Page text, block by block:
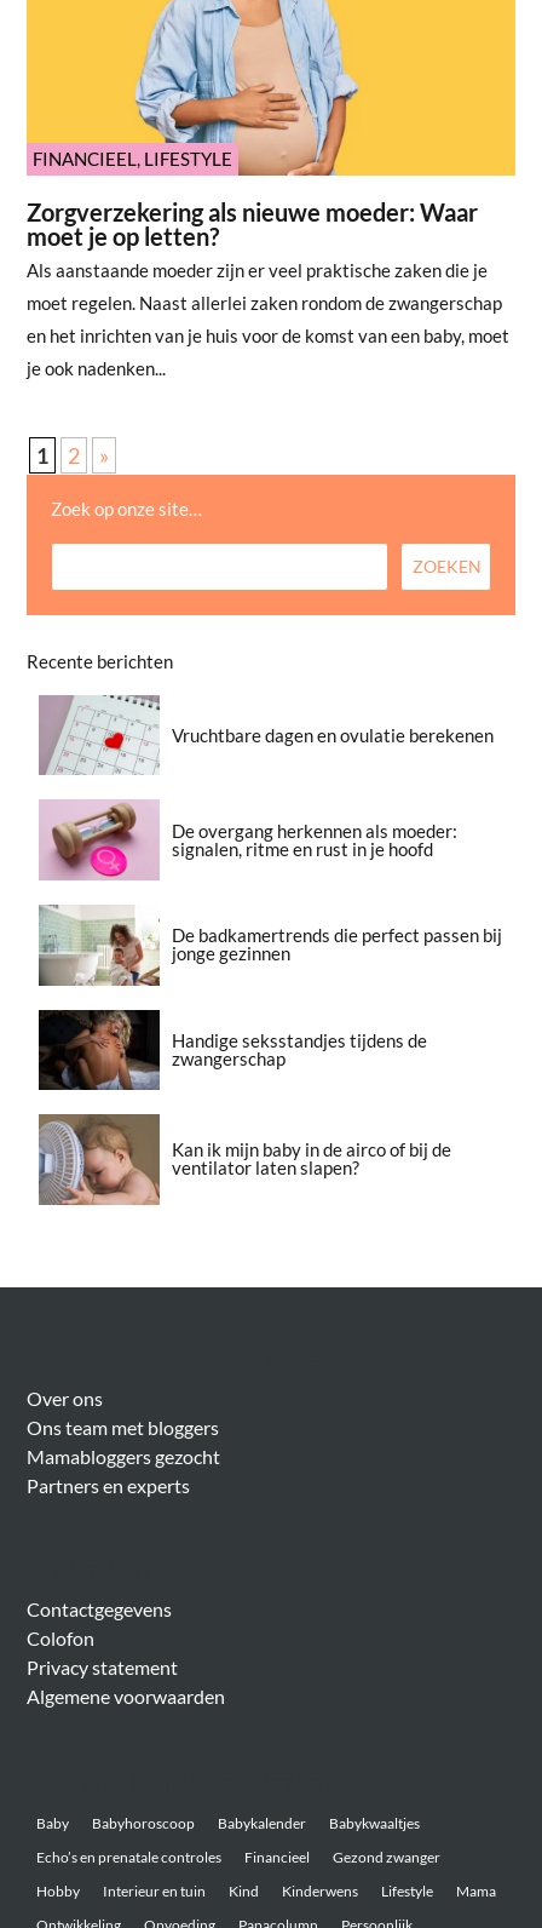
FINANCIEEL, LIFESTYLE
Zorgverzekering als nieuwe moeder: Waar
moet je op letten?
Als aanstaande moeder zijn er veel praktische zaken die je
moet regelen. Naast allerlei zaken rondom de zwangerschap
en het inrichten van je huis voor de komst van een baby, moet
je ook nadenken...
1 2 »
Zoek op onze site…
Recente berichten
Vruchtbare dagen en ovulatie berekenen
De overgang herkennen als moeder:
signalen, ritme en rust in je hoofd
De badkamertrends die perfect passen bij
jonge gezinnen
Handige seksstandjes tijdens de
zwangerschap
Kan ik mijn baby in de airco of bij de
ventilator laten slapen?
Over ons
Ons team met bloggers
Mamabloggers gezocht
Partners en experts
Contactgegevens
Colofon
Privacy statement
Algemene voorwaarden
Baby Babyhoroscoop Babykalender
Babykwaaltjes
Echo’s en prenatale controles
Financieel
Gezond zwanger
Hobby
Interieur en tuin Kind Kinderwens Lifestyle
Mama